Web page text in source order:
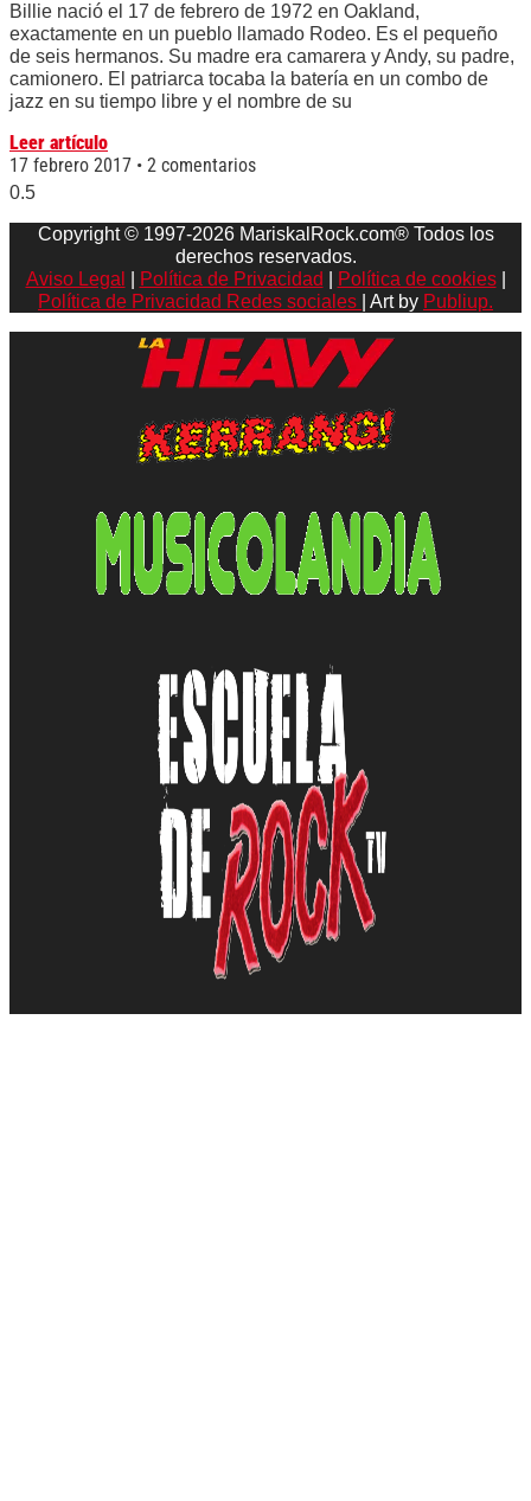
Billie nació el 17 de febrero de 1972 en Oakland,
exactamente en un pueblo llamado Rodeo. Es el pequeño
de seis hermanos. Su madre era camarera y Andy, su padre,
camionero. El patriarca tocaba la batería en un combo de
jazz en su tiempo libre y el nombre de su
Leer artículo
17 febrero 2017
2 comentarios
Copyright © 1997-2026 MariskalRock.com® Todos los
derechos reservados.
Aviso Legal
Política de Privacidad Política de cookies|
Política de Privacidad Redes sociales
| Art by Publiup.